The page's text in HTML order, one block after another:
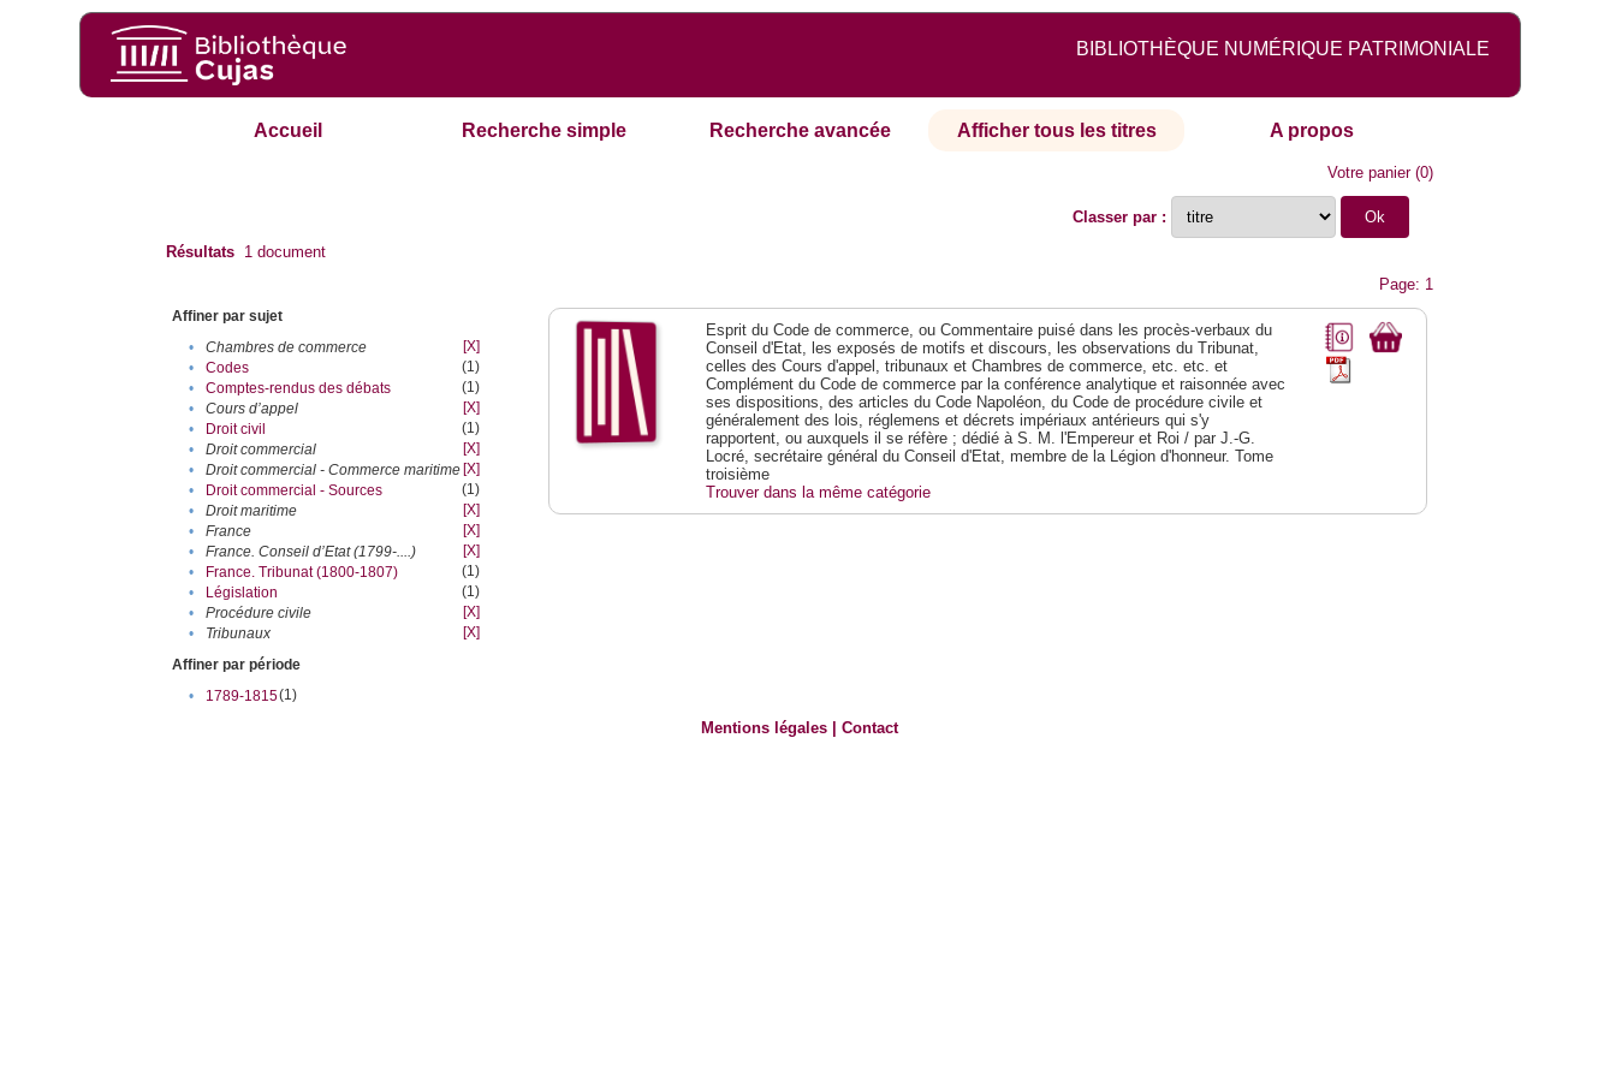
BIBLIOTHÈQUE NUMÉRIQUE PATRIMONIALE
Accueil Recherche simple Recherche avancée Afficher tous les titres A propos
Votre panier(0)
Classer par :
Résultats 1 document
Page: 1
Affiner par sujet
•
Chambres de commerce
[X]
•
Codes
(1)
•
Comptes-rendus des débats
(1)
•
Cours d’appel
[X]
•
Droit civil
(1)
•
Droit commercial
[X]
•
Droit commercial - Commerce maritime [X]
•
Droit commercial - Sources
(1)
•
Droit maritime
[X]
•
France
[X]
•
France. Conseil d’Etat (1799-....)
[X]
•
France. Tribunat (1800-1807)
(1)
•
Législation
(1)
•
Procédure civile
[X]
•
Tribunaux
[X]
Affiner par période
•
1789-1815(1)
Esprit du Code de commerce, ou Commentaire puisé dans les procès-verbaux du
Conseil d'Etat, les exposés de motifs et discours, les observations du Tribunat,
celles des Cours d'appel, tribunaux et Chambres de commerce, etc. etc. et
Complément du Code de commerce par la conférence analytique et raisonnée avec
ses dispositions, des articles du Code Napoléon, du Code de procédure civile et
généralement des lois, réglemens et décrets impériaux antérieurs qui s'y
rapportent, ou auxquels il se réfère ; dédié à S. M. l'Empereur et Roi / par J.-G.
Locré, secrétaire général du Conseil d'Etat, membre de la Légion d'honneur. Tome
troisième
Trouver dans la même catégorie
Mentions légales |Contact